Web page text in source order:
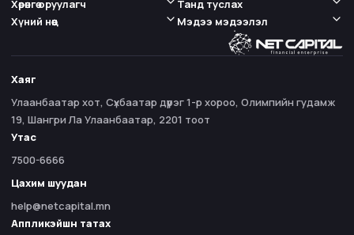
Хөрөнгө оруулагч
Хүний нөөц
Танд туслах
Мэдээ мэдээлэл
Хаяг
Улаанбаатар хот, Сүхбаатар дүүрэг 1-р хороо, Олимпийн гудамж
19, Шангри Ла Улаанбаатар, 2201 тоот
Утас
7500-6666
Цахим шуудан
help@netcapital.mn
Аппликэйшн татах